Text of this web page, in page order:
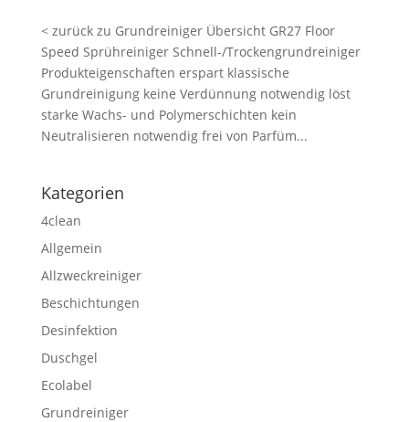
< zurück zu Grundreiniger Übersicht GR27 Floor
Speed Sprühreiniger Schnell-/Trockengrundreiniger
Produkteigenschaften erspart klassische
Grundreinigung keine Verdünnung notwendig löst
starke Wachs- und Polymerschichten kein
Neutralisieren notwendig frei von Parfüm...
Kategorien
4clean
Allgemein
Allzweckreiniger
Beschichtungen
Desinfektion
Duschgel
Ecolabel
Grundreiniger